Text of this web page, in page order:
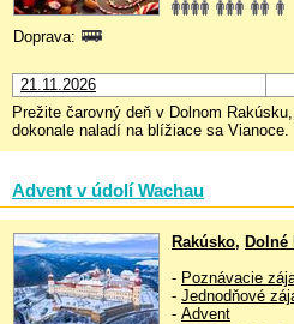
Doprava:
21.11.2026
Prežite čarovný deň v Dolnom
dokonale naladí na blížiace sa Vianoce.
Advent v údolí Wachau
Rakúsko, Dolné
- Poznávacie
- Jednodňové
- Advent